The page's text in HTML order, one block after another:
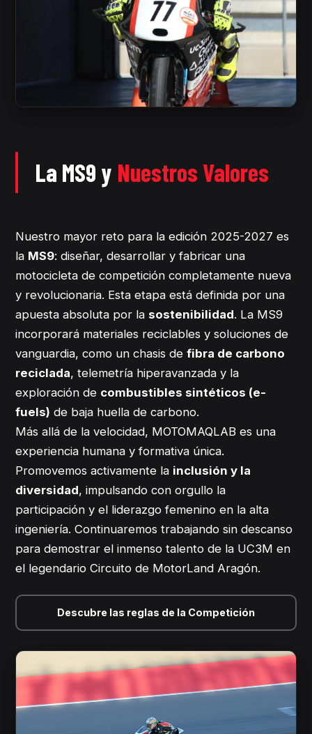
La MS9 y Nuestros Valores
Nuestro mayor reto para la edición 2025-2027 es
la MS9: diseñar, desarrollar y fabricar una
motocicleta de competición completamente nueva
y revolucionaria. Esta etapa está definida por una
apuesta absoluta por la sostenibilidad. La MS9
incorporará materiales reciclables y soluciones de
vanguardia, como un chasis defibra de carbono
reciclada, telemetría hiperavanzada y la
exploración de combustibles sintéticos (e-
fuels) de baja huella de carbono.
Más allá de la velocidad, MOTOMAQLAB es una
experiencia humana y formativa única.
Promovemos activamente la inclusión y la
diversidad, impulsando con orgullo la
participación y el liderazgo femenino en la alta
ingeniería. Continuaremos trabajando sin descanso
para demostrar el inmenso talento de la UC3M en
el legendario Circuito de MotorLand Aragón.
Descubre las reglas de la Competición